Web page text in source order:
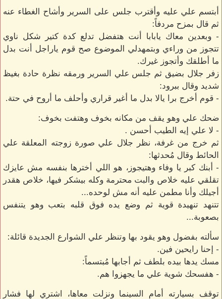
أبتسم علي عليه وأقترب جلس على السرير وأشاح الغطاء عنه
ثم قال بمزح مردفاً:
- وبعدين معاك يابابا أنت هتفضل تدلع كدة كتير شكل ناوي
تتجوز من وراءي وبتمهدلي الموضوع صح قوم ياراجل أنت بدل
ما أطلقك وأتجوز غيرك.
زفر جلال بضيق ثم جلس علي السرير ورمقه نظرة حادة بغيظ
شديد وقال ببرود:
- قوم أخرج برا يالا بدل ما أغير قراري وأحلف ما أروح في حتة.
ضحك علي وهو يقف من مكانه بخوف وهتفت بخوف:
- لا علي إيه الطيب أحسن .
ثم خرج من غرفة، نظر جلال علي صورة زوجته المعلقة علي
الحائط وقال مُحدثها:
- أبنك كبر يا وفاء وهتيجوز، هو اللي أخترها بنفسه مش عايزك
تقلقي عليه خلاص والبت محترمة وكله بيشكر فيها، خلاص هقدر
أجيلك وأنا مطمن عليه أنه مش لوحده...
تتنهد تنهيدة قوية ثم وضع يده فوق قلبه بتعب وهو يتنفس
بصعوبة...
سألته بفضول وهو يقود بها وتنظر علي الشوارع الجديدة قائلة:
- إحنا رايحين فين.
مسك يدها بيده بلطف ثم أجابها مُبتسماً:
- هفسحك شوية علي ما يجهزوا هم.
توقف بسيارته أمام السينما ونزلت معاها، اشتري لها فشار